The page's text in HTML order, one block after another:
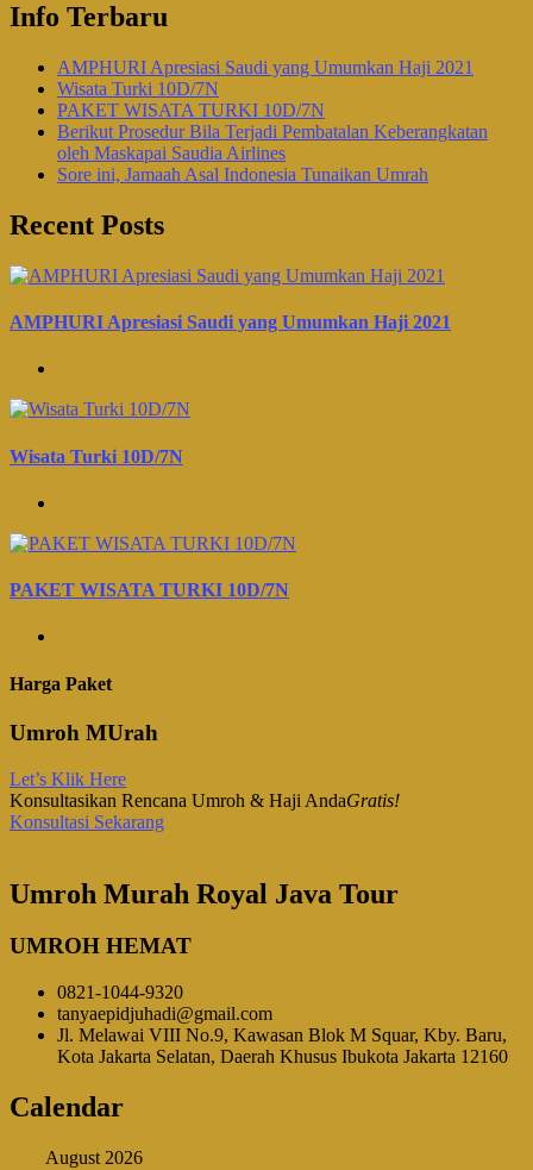
Info Terbaru
AMPHURI Apresiasi Saudi yang Umumkan Haji 2021
Wisata Turki 10D/7N
PAKET WISATA TURKI 10D/7N
Berikut Prosedur Bila Terjadi Pembatalan Keberangkatan
oleh Maskapai Saudia Airlines
Sore ini, Jamaah Asal Indonesia Tunaikan Umrah
Recent Posts
AMPHURI Apresiasi Saudi yang Umumkan Haji 2021
Wisata Turki 10D/7N
PAKET WISATA TURKI 10D/7N
Harga Paket
Umroh MUrah
Let’s Klik Here
Konsultasikan Rencana Umroh & Haji AndaGratis!
Konsultasi Sekarang
Umroh Murah Royal Java Tour
UMROH HEMAT
0821-1044-9320
tanyaepidjuhadi@gmail.com
Jl. Melawai VIII No.9, Kawasan Blok M Squar, Kby. Baru,
Kota Jakarta Selatan, Daerah Khusus Ibukota Jakarta 12160
Calendar
August 2026